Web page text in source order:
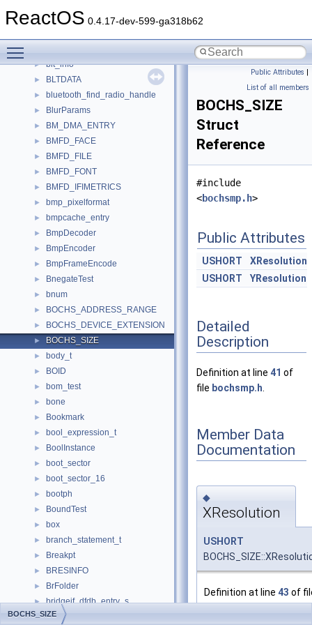
ReactOS 0.4.17-dev-599-ga318b62
► BlockChainStream
► blt_info
► BLTDATA
► bluetooth_find_radio_handle
► BlurParams
► BM_DMA_ENTRY
► BMFD_FACE
► BMFD_FILE
► BMFD_FONT
► BMFD_IFIMETRICS
► bmp_pixelformat
► bmpcache_entry
► BmpDecoder
► BmpEncoder
► BmpFrameEncode
► BnegateTest
► bnum
► BOCHS_ADDRESS_RANGE
► BOCHS_DEVICE_EXTENSION
► BOCHS_SIZE
► body_t
► BOID
► bom_test
► bone
► Bookmark
► bool_expression_t
► BoolInstance
► boot_sector
► boot_sector_16
► bootph
► BoundTest
► box
► branch_statement_t
► Breakpt
► BRESINFO
► BrFolder
► bridgeif_dfdb_entry_s
► bridgeif_dfdb_s
Public Attributes |
List of all members
BOCHS_SIZE
Struct
Reference
#include
<bochsmp.h>
Public Attributes
USHORT
XResolution
USHORT
YResolution
Detailed
Description
Definition at line 41 of
file bochsmp.h
Member Data
Documentation
◆
XResolution
USHORT
Definition at line 43 of
BOCHS_SIZE